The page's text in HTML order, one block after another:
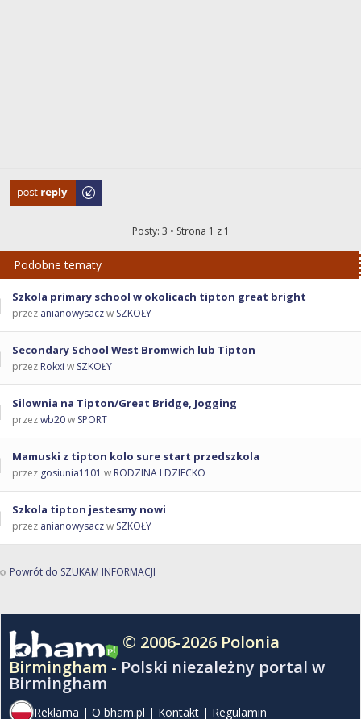
Odpowiedz
Posty: 3 • Strona 1 z 1
Podobne tematy
Szkola primary school w okolicach tipton great bright
przez anianowysaczw SZKOŁY
Secondary School West Bromwich lub Tipton
przez Rokxi w SZKOŁY
Silownia na Tipton/Great Bridge, Jogging
przezwb20w SPORT
Mamuski z tipton kolo sure start przedszkola
przez gosiunia1101 w RODZINA I DZIECKO
Szkola tipton jestesmy nowi
przez anianowysaczw SZKOŁY
Powrót do SZUKAM INFORMACJI
© 2006-2026 Polonia
Birmingham - Polski niezależny portal w
Birmingham
Reklama | O bham.pl | Kontakt | Regulamin